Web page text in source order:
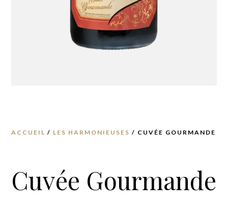
ACCUEIL / LES HARMONIEUSES / CUVÉE GOURMANDE
Cuvée Gourmande